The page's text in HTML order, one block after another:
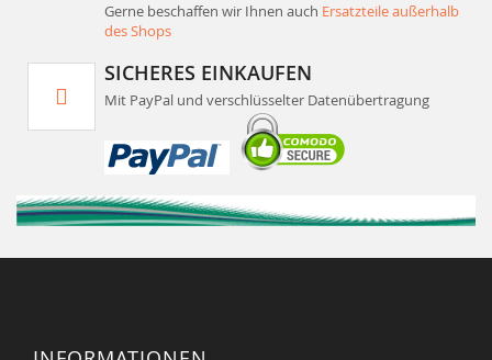
Gerne beschaffen wir Ihnen auch Ersatzteile außerhalb
des Shops
SICHERES EINKAUFEN
Mit PayPal und verschlüsselter Datenübertragung